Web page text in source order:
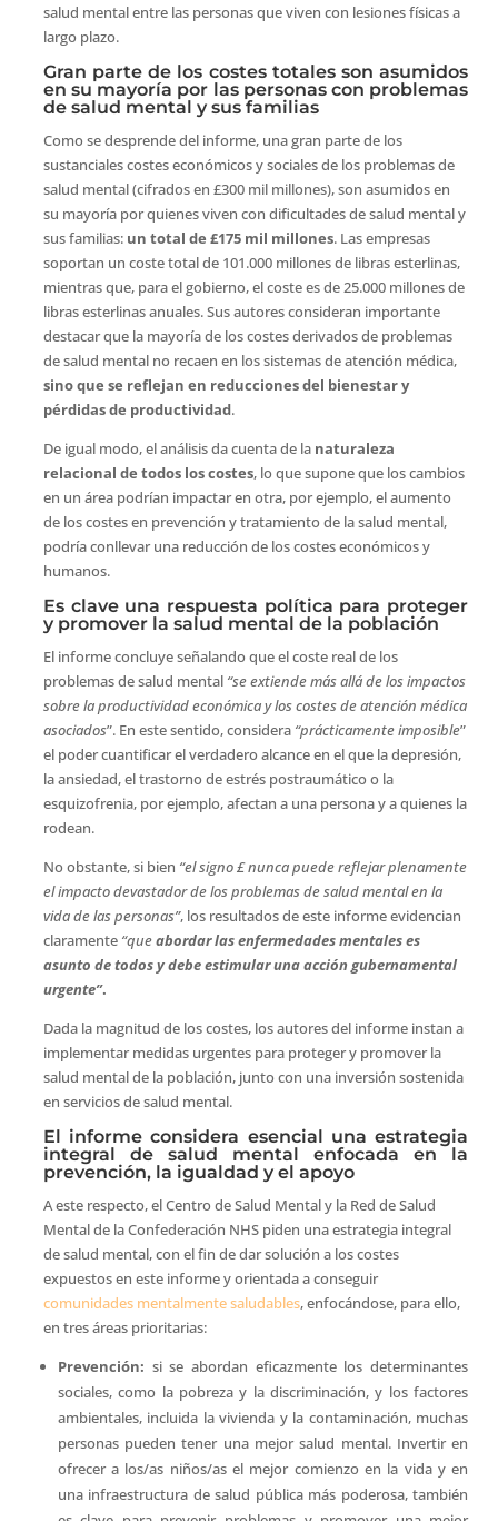
salud mental entre las personas que viven con lesiones físicas a
largo plazo.
Gran parte de los costes totales son asumidos
en su mayoría por las personas con problemas
de salud mental y sus familias
Como se desprende del informe, una gran parte de los
sustanciales costes económicos y sociales de los problemas de
salud mental (cifrados en £300 mil millones), son asumidos en
su mayoría por quienes viven con dificultades de salud mental y
sus familias: un total de £175 mil millones. Las empresas
soportan un coste total de 101.000 millones de libras esterlinas,
mientras que, para el gobierno, el coste es de 25.000 millones de
libras esterlinas anuales. Sus autores consideran importante
destacar que la mayoría de los costes derivados de problemas
de salud mental no recaen en los sistemas de atención médica,
sino que se reflejan en reducciones del bienestar y
pérdidas de productividad.
De igual modo, el análisis da cuenta de la naturaleza
relacional de todos los costes, lo que supone que los cambios
en un área podrían impactar en otra, por ejemplo, el aumento
de los costes en prevención y tratamiento de la salud mental,
podría conllevar una reducción de los costes económicos y
humanos.
Es clave una respuesta política para proteger
y promover la salud mental de la población
El informe concluye señalando que el coste real de los
problemas de salud mental “se extiende más allá de los impactos
sobre la productividad económica y los costes de atención médica
asociados”. En este sentido, considera “prácticamente imposible”
el poder cuantificar el verdadero alcance en el que la depresión,
la ansiedad, el trastorno de estrés postraumático o la
esquizofrenia, por ejemplo, afectan a una persona y a quienes la
rodean.
No obstante, si bien “el signo £nunca puede reflejar plenamente
el impacto devastador de los problemas de salud mental en la
vida de las personas”, los resultados de este informe evidencian
claramente “queabordar las enfermedades mentales es
asunto de todos y debe estimular una acción gubernamental
urgente”.
Dada la magnitud de los costes, los autores del informe instan a
implementar medidas urgentes para proteger y promover la
salud mental de la población, junto con una inversión sostenida
en servicios de salud mental.
El informe considera esencial una estrategia
integral de salud mental enfocada en la
prevención, la igualdad y el apoyo
A este respecto, el Centro de Salud Mental y la Red de Salud
Mental de la Confederación NHS piden una estrategia integral
de salud mental, con el fin de dar solución a los costes
expuestos en este informe y orientada a conseguir
comunidades mentalmente saludables, enfocándose, para ello,
en tres áreas prioritarias:
Prevención: si se abordan eficazmente los determinantes
sociales, como la pobreza y la discriminación, y los factores
ambientales, incluida la vivienda y la contaminación, muchas
personas pueden tener una mejor salud mental. Invertir en
ofrecer a los/as niños/as el mejor comienzo en la vida y en
una infraestructura de salud pública más poderosa, también